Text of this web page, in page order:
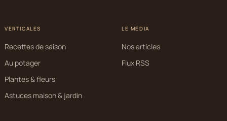
VERTICALES
Recettes de saison
Au potager
Plantes & fleurs
Astuces maison & jardin
LE MÉDIA
Nos articles
Flux RSS